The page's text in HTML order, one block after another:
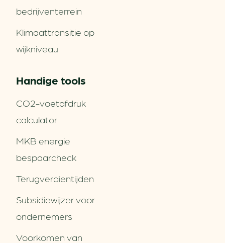
bedrijventerrein
Klimaattransitie op
wijkniveau
Handige tools
CO2-voetafdruk
calculator
MKB energie
bespaarcheck
Terugverdien­tijden
Subsidiewijzer voor
ondernemers
Voorkomen van